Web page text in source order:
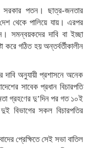
সরকার পতন। ছাত্র-জনতার
থেকে পালিয়ে যায়। এরপর
সমন্বয়কদের দাবি বা ইচ্ছা
করে গঠিত হয় অন্তর্বর্তীকালীন
দাবি অনুযায়ী প্রশাসনে অনেক
সাবেক প্রধান বিচারপতি
গ্রহণের দু’দিন পর গত ১০ই
বিভাগের সকল বিচারপতির
প্রেক্ষিতে সেই সভা বাতিল